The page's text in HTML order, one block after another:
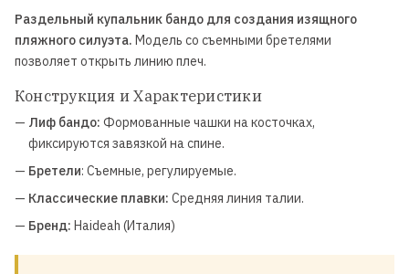
Раздельный купальник бандо для создания изящного
пляжного силуэта. Модель со съемными бретелями
позволяет открыть линию плеч.
Конструкция и Характеристики
— Лиф бандо: Формованные чашки на косточках,
фиксируются завязкой на спине.
— Бретели: Съемные, регулируемые.
— Классические плавки: Средняя линия талии.
— Бренд: Haideah (Италия)